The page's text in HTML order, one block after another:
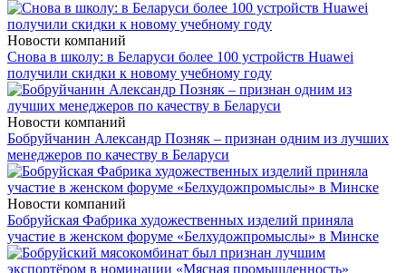
Новости компаний
Снова в школу: в Беларуси более 100 устройств Huawei
получили скидки к новому учебному году
Новости компаний
Бобруйчанин Александр Позняк – признан одним из лучших
менеджеров по качеству в Беларуси
Новости компаний
Бобруйская Фабрика художественных изделий приняла
участие в женском форуме «Белхудожпромыслы» в Минске